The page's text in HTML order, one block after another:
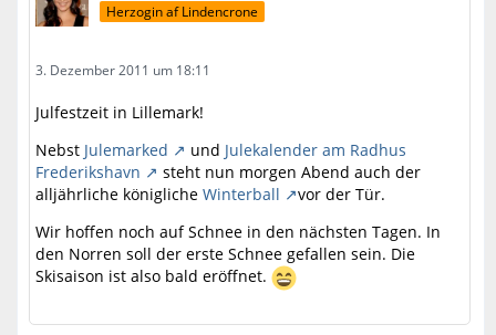
Herzogin af Lindencrone
3. Dezember 2011 um 18:11
Julfestzeit in Lillemark!
Nebst Julemarked und Julekalender am Radhus
Frederikshavn
steht nun morgen Abend auch der
alljährliche königliche Winterball
vor der Tür.
Wir hoffen noch auf Schnee in den nächsten Tagen. In
den Norren soll der erste Schnee gefallen sein. Die
Skisaison ist also bald eröffnet.